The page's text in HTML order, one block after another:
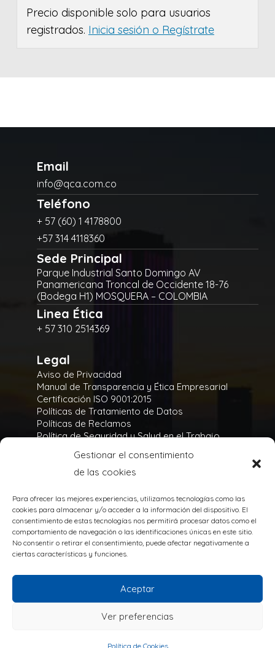
Gestionar el consentimiento
de las cookies
Para ofrecer las mejores experiencias, utilizamos tecnologías como las
cookies para almacenar y/o acceder a la información del dispositivo. El
consentimiento de estas tecnologías nos permitirá procesar datos como el
comportamiento de navegación o las identificaciones únicas en este sitio.
No consentir o retirar el consentimiento, puede afectar negativamente a
ciertas características y funciones.
Aceptar
Ver preferencias
Política de Cookies
Precio disponible solo para usuarios
registrados. Inicia sesión o Regístrate
Email
info@qca.com.co
Teléfono
+ 57 (60) 1 4178800
+57 314 4118360
Sede Principal
Parque Industrial Santo Domingo AV
Panamericana Troncal de Occidente 18-76
(Bodega H1) MOSQUERA – COLOMBIA
Linea Ética
+ 57 310 2514369
Legal
Aviso de Privacidad
Manual de Transparencia y Ética Empresarial
Certificación ISO 9001:2015
Políticas de Tratamiento de Datos
Políticas de Reclamos
Política de Seguridad y Salud en el Trabajo
Política Ambiental
Gases Refrigerantes
TODOS LOS DERECHOS RESERVADOS
@Copyright 2020
Powered by: